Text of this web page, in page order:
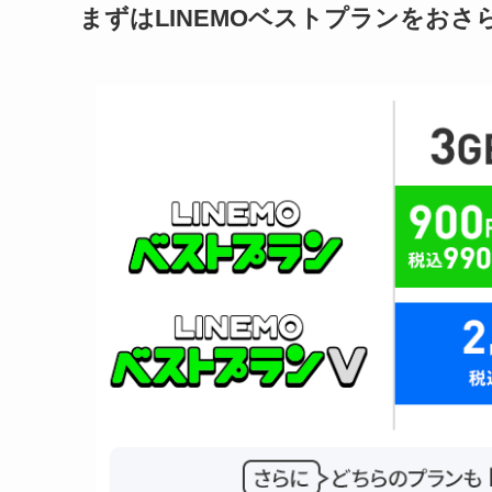
まずはLINEMOベストプランをおさ